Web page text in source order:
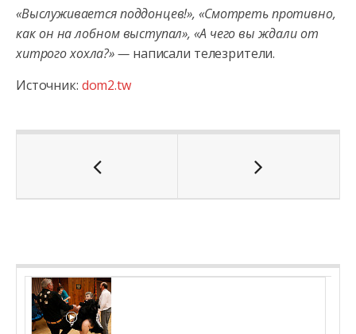
«Выслуживается поддонцев!», «Смотреть противно,
как он на лобном выступал», «А чего вы ждали от
хитрого хохла?» — написали телезрители.
Источник: dom2.tw